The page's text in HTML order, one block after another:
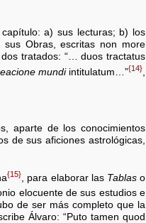
a) sus lecturas; b) los
Obras, escritas non more
tratados: “… duos tractatus
mundiintitulatum…”{14}
aparte de los conocimientos
de sus aficiones astrológicas,
{15} , para elaborar las Tablaso
elocuente de sus estudios e
de ser más completo que la
Álvaro: “Puto tamen quod